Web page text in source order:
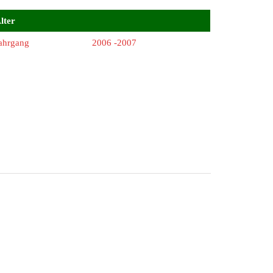
2006 -2007